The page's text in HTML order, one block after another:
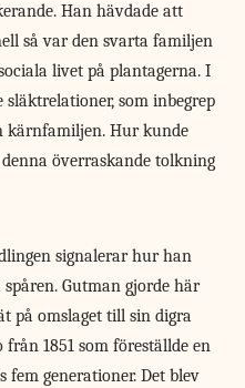
Han hävdade att
så var den svarta familjen
livet på plantagerna. I
som inbegrep
kärnfamiljen. Hur kunde
överraskande tolkning
signalerar hur han
Gutman gjorde här
på omslaget till sin digra
1851 som föreställde en
generationer. Det blev